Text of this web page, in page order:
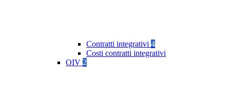
Contratti integrativi 4
Costi contratti integrativi
OIV 2